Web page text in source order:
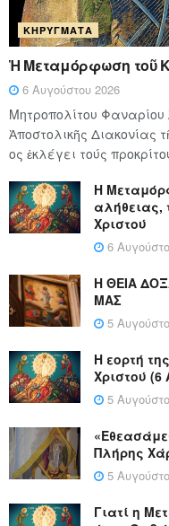
ΚΗΡΎΓΜΑΤΑ
Ἡ Μεταμόρφωση τοῦ
6 Αυγούστου 2026
Μητροπολίτου
Ἀποστολικῆς
ος ἐκλέγει τούς
Η
αλήθειας,
Χριστού
6
Η ΘΕΙΑ
ΜΑΣ
5
Η εορτή
Χριστού (6
5
Πλήρης
5
Γιατί η